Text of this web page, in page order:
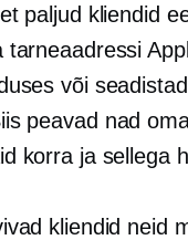
paljud kliendid
tarneaadressi
või
peavad nad
korra ja sellega
kliendid neid